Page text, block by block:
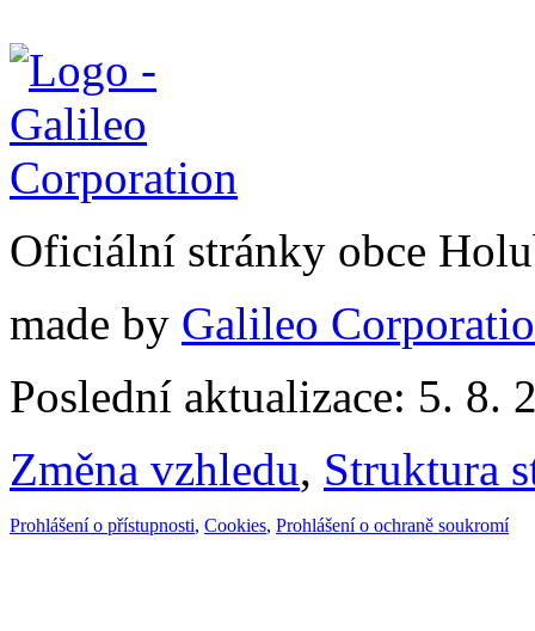
Oficiální stránky obce
made by Galileo
Poslední aktualizace: 5. 8.
Změna vzhledu, Struktura
Prohlášení o přístupnosti, Cookies, Prohlášení o ochraně soukromí